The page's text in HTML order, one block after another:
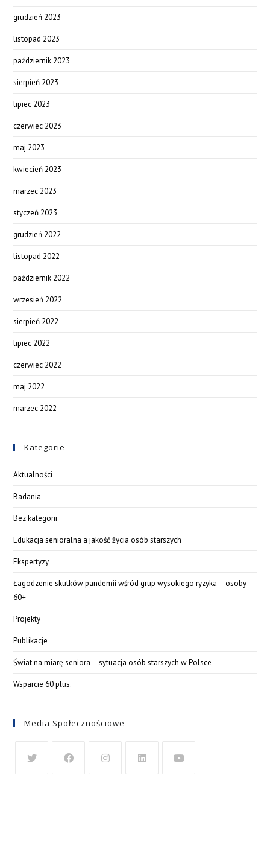
grudzień 2023
listopad 2023
październik 2023
sierpień 2023
lipiec 2023
czerwiec 2023
maj 2023
kwiecień 2023
marzec 2023
styczeń 2023
grudzień 2022
listopad 2022
październik 2022
wrzesień 2022
sierpień 2022
lipiec 2022
czerwiec 2022
maj 2022
marzec 2022
Kategorie
Aktualności
Badania
Bez kategorii
Edukacja senioralna a jakość życia osób starszych
Ekspertyzy
Łagodzenie skutków pandemii wśród grup wysokiego ryzyka – osoby
60+
Projekty
Publikacje
Świat na miarę seniora – sytuacja osób starszych w Polsce
Wsparcie 60 plus.
Media Społecznościowe